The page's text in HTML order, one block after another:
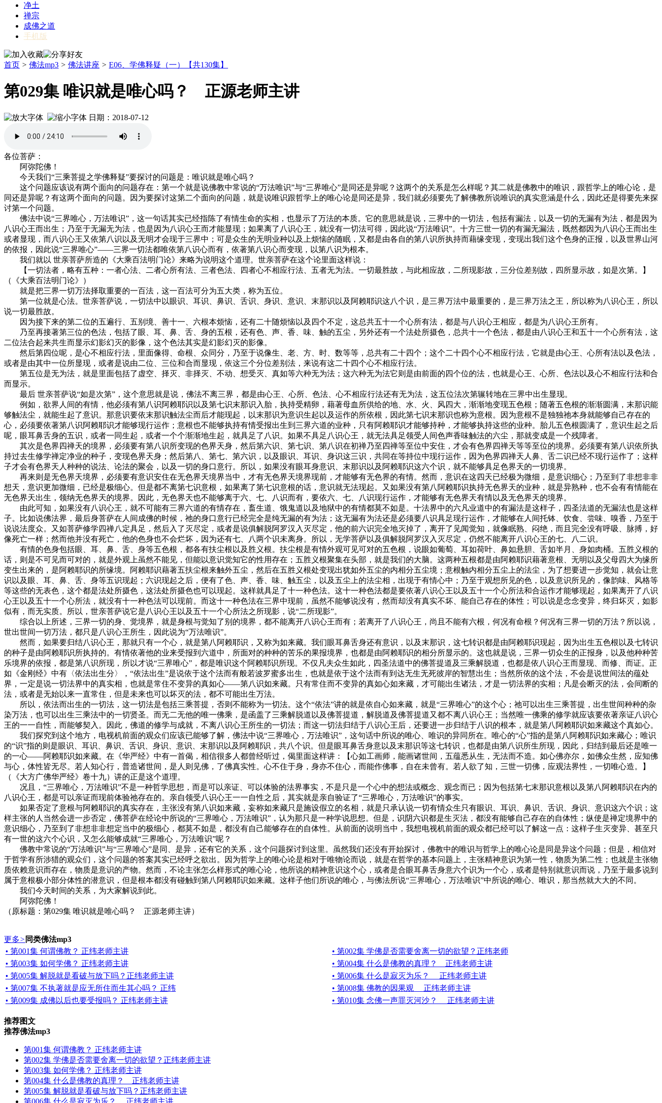
净土
禅宗
成佛之道
手机版
首页 > 佛法mp3 > 佛法讲座 > E06、学佛释疑（一）【共130集】
第029集 唯识就是唯心吗？ 正源老师主讲
日期：2018-07-12
各位菩萨：
阿弥陀佛！
今天我们“三乘菩提之学佛释疑”要探讨的问题是：唯识就是唯心吗？
这个问题应该说有两个面向的问题存在：第一个就是说佛教中常说的“万法唯识”与“三界唯心”是同还是异呢？这两个的关系是怎么样呢？其二就是佛教中的唯识，跟哲学上的唯心论，是
同还是异呢？有这两个面向的问题。因为要探讨这第二个面向的问题，就是说唯识跟哲学上的唯心论是同还是异，我们就必须要先了解佛教所说唯识的真实意涵是什么，因此还是得要先来探
讨第一个问题。
佛法中说“三界唯心，万法唯识”，这一句话其实已经指陈了有情生命的实相，也显示了万法的本质。它的意思就是说，三界中的一切法，包括有漏法，以及一切的无漏有为法，都是因为
八识心王而出生；乃至于无漏无为法，也是因为八识心王而才能显现；如果离了八识心王，就没有一切法可得，因此说“万法唯识”。十方三世一切的有漏无漏法，既然都因为八识心王而出生
或者显现，而八识心王又依第八识以及无明才会现于三界中；可是众生的无明业种以及上烦恼的随眠，又都是由各自的第八识所执持而藉缘变现，变现出我们这个色身的正报，以及世界山河
的依报，因此说“三界唯心”——三界一切法都唯依第八识心而有，依著第八识心而变现，以第八识为根本。
我们就以 世亲菩萨所造的《大乘百法明门论》来略为说明这个道理。世亲菩萨在这个论里面这样说：
【一切法者，略有五种：一者心法、二者心所有法、三者色法、四者心不相应行法、五者无为法。一切最胜故，与此相应故，二所现影故，三分位差别故，四所显示故，如是次第。】
（《大乘百法明门论》）
就是把三界一切万法择取重要的一百法，这一百法可分为五大类，称为五位。
第一位就是心法。世亲菩萨说，一切法中以眼识、耳识、鼻识、舌识、身识、意识、末那识以及阿赖耶识这八个识，是三界万法中最重要的，是三界万法之王，所以称为八识心王，所以
说一切最胜故。
因为接下来的第二位的五遍行、五别境、善十一、六根本烦恼，还有二十随烦恼以及四个不定，这总共五十一个心所有法，都是与八识心王相应，都是为八识心王所有。
乃至再接著第三位的色法，包括了眼、耳、鼻、舌、身的五根，还有色、声、香、味、触的五尘，另外还有一个法处所摄色，总共十一个色法，都是由八识心王和五十一个心所有法，这
二位法合起来共生而显示幻影幻灭的影像，这个色法其实是幻影幻灭的影像。
然后第四位呢，是心不相应行法，里面像得、命根、众同分，乃至于说像生、老、方、时、数等等，总共有二十四个；这个二十四个心不相应行法，它就是由心王、心所有法以及色法，
或者是由其中一位所显现，或者是说由二位、三位和合而显现，依这三个分位差别法，来说有这二十四个心不相应行法。
第五位是无为法，就是里面包括了虚空、择灭、非择灭、不动、想受灭、真如等六种无为法；这六种无为法它则是由前面的四个位的法，也就是心王、心所、色法以及心不相应行法和合
而显示。
最后 世亲菩萨说“如是次第”，这个意思就是说，佛法不离三界，都是由心王、心所、色法、心不相应行法还有无为法，这五位法次第辗转地在三界中出生显现。
例如，欲界人间的有情，他必须有第八识阿赖耶识以及第七识末那识入胎，执持受精卵，藉著母血所供给的地、水、火、风四大，渐渐地变现五色根；随著五色根的渐渐圆满，末那识能
够触法尘，就能生起了意识。那意识要依末那识触法尘而后才能现起，以末那识为意识生起以及运作的所依根，因此第七识末那识也称为意根。因为意根不是独独祂本身就能够自己存在的
心，必须要依著第八识阿赖耶识才能够现行运作；意根也不能够执持有情受报出生到三界六道的业种，只有阿赖耶识才能够持种，才能够执持这些的业种。胎儿五色根圆满了，意识生起之后
呢，眼耳鼻舌身的五识，或者一同生起，或者一个个渐渐地生起，就具足了八识。如果不具足八识心王，就无法具足领受人间色声香味触法的六尘，那就变成是一个残障者。
其次是色界四禅天的境界，必须要有第八识所变现的色界天身，然后第六识、第七识、第八识在初禅乃至四禅等至位中安住，才会有色界四禅天等等至位的境界。必须要有第八识依所执
持过去生修学禅定净业的种子，变现色界天身；然后第八、第七、第六识，以及眼识、耳识、身识这三识，共同在等持位中现行运作，因为色界四禅天人鼻、舌二识已经不现行运作了；这样
子才会有色界天人种种的说法、论法的聚会，以及一切的身口意行。所以，如果没有眼耳身意识、末那识以及阿赖耶识这六个识，就不能够具足色界天的一切境界。
再来则是无色界天境界，必须要有意识安住在无色界天境界当中，才有无色界天境界现前，才能够有无色界的有情。然而，意识在这四天已经极为微细，是意识细心；乃至到了非想非非
想天，意识更加微细，已经是极细心。但是都不离第七识意根，如果离了第七识意根的话，意识就无法现起。又如果没有第八阿赖耶识执持无色界天的业种，就是异熟种，也不会有有情能在
无色界天出生，领纳无色界天的境界。因此，无色界天也不能够离于六、七、八识而有，要依六、七、八识现行运作，才能够有无色界天有情以及无色界天的境界。
由此可知，如果没有八识心王，就不可能有三界六道的有情存在，畜生道、饿鬼道以及地狱中的有情都莫不如是。十法界中的六凡业道中的有漏法是这样子，四圣法道的无漏法也是这样
子。比如说佛法界，最后身菩萨在人间成佛的时候，祂的身口意行已经完全是纯无漏的有为法；这无漏有为法还是必须要八识具足现行运作，才能够在人间托钵、饮食、尝味、嗅香，乃至于
说说法度众。又如菩萨修学四禅八定具足，然后入了灭尽定，或者是说俱解脱阿罗汉入灭尽定，他的前六识完全地灭掉了，离开了见闻觉知，就像眠熟、闷绝，而且完全没有呼吸、脉搏，好
像死亡一样；然而他并没有死亡，他的色身也不会烂坏，因为还有七、八两个识未离身。所以，无学菩萨以及俱解脱阿罗汉入灭尽定，仍然不能离开八识心王的七、八二识。
有情的色身包括眼、耳、鼻、舌、身等五色根，都各有扶尘根以及胜义根。扶尘根是有情外观可见可对的五色根，说眼如葡萄、耳如荷叶、鼻如悬胆、舌如半月、身如肉桶。五胜义根的
话，则是不可见而可对的，就是外观上虽然不能见，但能以意识觉知它的性用存在；五胜义根聚集在头部，就是我们的大脑。这两种五根都是由阿赖耶识藉著意根、无明以及父母四大为缘所
变生出来的，是阿赖耶识的所缘境。阿赖耶识藉著五扶尘根来触外五尘，然后在五胜义根处变现出犹如外五尘的内相分五尘境；意根触内相分五尘上的法尘，为了想要进一步觉知，就会让意
识以及眼、耳、鼻、舌、身等五识现起；六识现起之后，便有了色、声、香、味、触五尘，以及五尘上的法尘相，出现于有情心中；乃至于观想所见的色，以及意识所见的，像韵味、风格等
等这些的无表色，这个都是法处所摄色，这法处所摄色也可以现起。这样就具足了十一种色法。这十一种色法都是要依著八识心王以及五十一个心所法和合运作才能够现起，如果离开了八识
心王以及五十一个心所法，就没有十一种色法可以现前。而这十一种色法在三界中现前，虽然不能够说没有，然而却没有真实不坏、能自己存在的体性；可以说是念念变异，终归坏灭，如影
似有，而无实质。所以，世亲菩萨说它是八识心王以及五十一个心所法之所现影，说“二所现影”。
综合以上所述，三界一切的身、觉境界，就是身根与觉知了别的境界，都不能离开八识心王而有；若离开了八识心王，尚且不能有六根，何况有命根？何况有三界一切的万法？所以说，
世出世间一切万法，都只是八识心王所生，因此说为“万法唯识”。
然而，如果要归结八识心王，那就只有一个心，就是第八阿赖耶识，又称为如来藏。我们眼耳鼻舌身还有意识，以及末那识，这七转识都是由阿赖耶识现起，因为出生五色根以及七转识
的种子是由阿赖耶识所执持的。有情依著他的业来受报到六道中，所面对的种种的苦乐的果报境界，也都是由阿赖耶识的相分所显示的。这也就是说，三界一切众生的正报身，以及他种种苦
乐境界的依报，都是第八识所现，所以才说“三界唯心”，都是唯识这个阿赖耶识所现。不仅凡夫众生如此，四圣法道中的佛菩提道及三乘解脱道，也都是依八识心王而显现、而修、而证。正
如《金刚经》中有〈依法出生分〉，“依法出生”是说依于这个法而有般若波罗蜜多出生，也就是依于这个法而有到达无生无死彼岸的智慧出生；当然所依的这个法，不会是说世间法的蕴处
界，一定是说一切法界中的真实相，也就是常住不变异的真如心——第八识如来藏。只有常住而不变异的真如心如来藏，才可能出生诸法，才是一切法界的实相；凡是会断灭的法，会间断的
法，或者是无始以来一直常住，但是未来也可以坏灭的法，都不可能出生万法。
所以，依法而出生的一切法，这一切法是包括三乘菩提，否则不能称为一切法。这个“依法”讲的就是依自心如来藏，就是“三界唯心”的这个心；祂可以出生三乘菩提，出生世间种种的杂
染万法，也可以出生三乘法中的一切贤圣。而无二无他的唯一佛乘，是函盖了三乘解脱道以及佛菩提道，解脱道及佛菩提道又都不离八识心王；当然唯一佛乘的修学就应该要依著亲证八识心
王的一一自性，而能够契入。因此，佛道的修学与成就，不离八识心王所生的一切法；而这一切法归结于八识心王后，还要进一步归结于八识的根本，就是第八阿赖耶识如来藏这个真如心。
我们探究到这个地方，电视机前面的观众们应该已能够了解，佛法中说“三界唯心，万法唯识”，这句话中所说的唯心、唯识的异同所在。唯心的“心”指的是第八阿赖耶识如来藏心；唯识
的“识”指的则是眼识、耳识、鼻识、舌识、身识、意识、末那识以及阿赖耶识，共八个识。但是眼耳鼻舌身意以及末那识等这七转识，也都是由第八识所生所现，因此，归结到最后还是唯一
的一心——阿赖耶识如来藏。在《华严经》中有一首偈，相信很多人都曾经听过，偈里面这样讲：【心如工画师，能画诸世间，五蕴悉从生，无法而不造。如心佛亦尔，如佛众生然，应知佛
与心，体性皆无尽。若人知心行，普造诸世间，是人则见佛，了佛真实性。心不住于身，身亦不住心，而能作佛事，自在未曾有。若人欲了知，三世一切佛，应观法界性，一切唯心造。】
（《大方广佛华严经》卷十九）讲的正是这个道理。
况且，“三界唯心，万法唯识”不是一种哲学思想，而是可以亲证、可以体验的法界事实，不是只是一个心中的想法或概念、观念而已；因为包括第七末那识意根以及第八阿赖耶识在内的
八识心王，都是可以亲证而现前体验祂存在的。亲自领受八识心王一一自性之后，其实就是亲自验证了“三界唯心，万法唯识”的事实。
如果否定了意根与阿赖耶识的真实存在，主张没有第八识如来藏，妄称如来藏只是施设假立的名相，就是只承认说一切有情众生只有眼识、耳识、鼻识、舌识、身识、意识这六个识；这
样主张的人当然会进一步否定，佛菩萨在经论中所说的“三界唯心，万法唯识”，认为那只是一种学说思想。但是，识阴六识都是生灭法，都没有能够自己存在的自体性；纵使是禅定境界中的
意识细心，乃至到了非想非非想定当中的极细心，都莫不如是，都没有自己能够存在的自体性。从前面的说明当中，我想电视机前面的观众都已经可以了解这一点：这样子生灭变异、甚至只
有一世的这六个心识，又怎么能够成就“三界唯心，万法唯识”呢？
佛教中常说的“万法唯识”与“三界唯心”是同、是异，还有它的关系，这个问题探讨到这里。虽然我们还没有开始探讨，佛教中的唯识与哲学上的唯心论是同是异这个问题；但是，相信对
于哲学有所涉猎的观众们，这个问题的答案其实已经呼之欲出。因为哲学上的唯心论是相对于唯物论而说，就是在哲学的基本问题上，主张精神意识为第一性，物质为第二性；也就是主张物
质依赖意识而存在，物质是意识的产物。然而，不论主张怎么样形式的唯心论，他所说的精神意识这个心，或者是合眼耳鼻舌身意六个识为一个心，或者是特别就意识而说，乃至于最多说到
属于意根极小部分体性的潜意识，但是根本都没有碰触到第八阿赖耶识如来藏。这样子他们所说的唯心，与佛法所说“三界唯心，万法唯识”中所说的唯心、唯识，那当然就大大的不同。
我们今天时间的关系，为大家解说到此。
阿弥陀佛！
（原标题：第029集 唯识就是唯心吗？ 正源老师主讲）
更多> 同类佛法mp3
• 第001集 何谓佛教？ 正纬老师主讲
• 第002集 学佛是否需要舍离一切的欲望？正纬老师
• 第003集 如何学佛？ 正纬老师主讲
• 第004集 什么是佛教的真理？ 正纬老师主讲
• 第005集 解脱就是看破与放下吗？正纬老师主讲
• 第006集 什么是寂灭为乐？ 正纬老师主讲
• 第007集 不执著就是应无所住而生其心吗？ 正纬
• 第008集 佛教的因果观 正纬老师主讲
• 第009集 成佛以后也要受报吗？ 正纬老师主讲
• 第010集 念佛一声罪灭河沙？ 正纬老师主讲
推荐图文
推荐佛法mp3
第001集 何谓佛教？ 正纬老师主讲
第002集 学佛是否需要舍离一切的欲望？正纬老师主讲
第003集 如何学佛？ 正纬老师主讲
第004集 什么是佛教的真理？ 正纬老师主讲
第005集 解脱就是看破与放下吗？正纬老师主讲